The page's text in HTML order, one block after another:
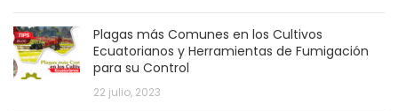
Plagas más Comunes en los Cultivos
Ecuatorianos y Herramientas de Fumigación
para su Control
22 julio, 2023